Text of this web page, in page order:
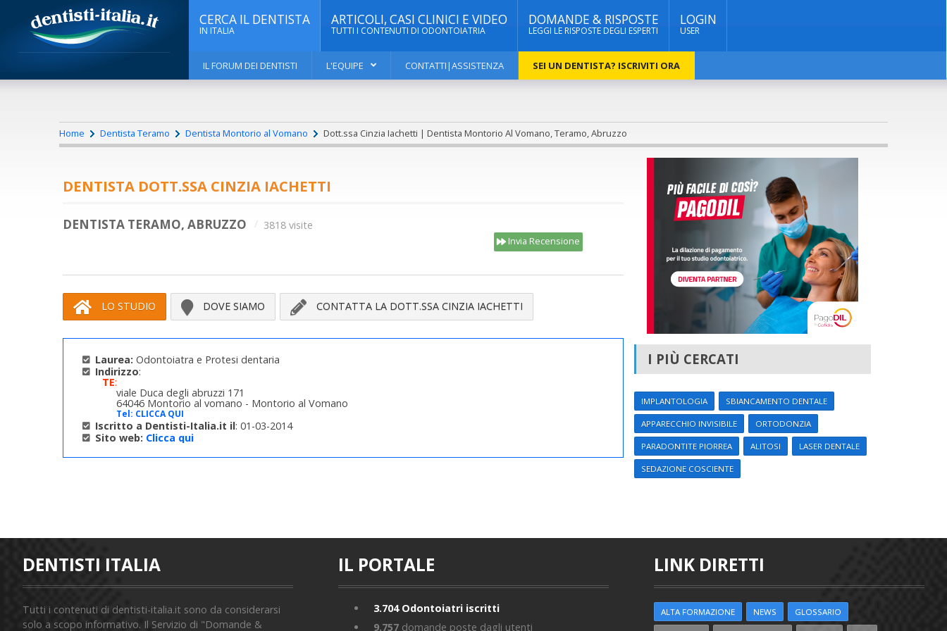
CERCA IL DENTISTA
IN ITALIA
ARTICOLI, CASI CLINICI E VIDEO
TUTTI I CONTENUTI DI ODONTOIATRIA
DOMANDE & RISPOSTE
LEGGI LE RISPOSTE DEGLI ESPERTI
LOGIN
USER
IL FORUM DEI DENTISTI L'EQUIPE CONTATTI|ASSISTENZA SEI UN DENTISTA? ISCRIVITI ORA
Home Dentista Teramo Dentista Montorio al Vomano Dott.ssa Cinzia Iachetti | Dentista Montorio Al Vomano, Teramo, Abruzzo
DENTISTA DOTT.SSA CINZIA IACHETTI
DENTISTA TERAMO, ABRUZZO 3818 visite
Invia Recensione
LO STUDIO DOVE SIAMO CONTATTA LA DOTT.SSA CINZIA IACHETTI
Laurea: Odontoiatra e Protesi dentaria
Indirizzo:
TE:
viale Duca degli abruzzi 171
64046 Montorio al vomano - Montorio al Vomano
Tel: CLICCA QUI
Iscritto a Dentisti-Italia.it il: 01-03-2014
Sito web: Clicca qui
I PIÙ CERCATI
IMPLANTOLOGIA SBIANCAMENTO DENTALE
APPARECCHIO INVISIBILE ORTODONZIA
PARADONTITE PIORREA ALITOSI LASER DENTALE
SEDAZIONE COSCIENTE
DENTISTI ITALIA
Tutti i contenuti di dentisti-italia.it sono da considerarsi
solo a scopo informativo. Il Servizio di "Domande &
IL PORTALE
3.704Odontoiatri iscritti
9.757 domande poste dagli utenti
LINK DIRETTI
ALTA FORMAZIONE NEWS GLOSSARIO